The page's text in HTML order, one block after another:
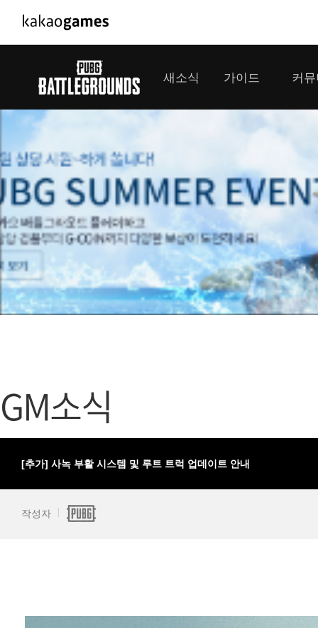
PC/모바일게임
도깨비의세계
아키에이지 워
아레스 : 라이즈 오브 가디언즈
배틀그라
패스 오브
모바일게임
우마무스메 프리티 더비
SMiniz
프렌즈팝콘
프렌즈타운
서비스
내정보
보안센터
새소식
이벤트
업데이트
가이드 커
클랜
모집
GM소식
[추가] 사녹 부활 시스템 및 루트 트럭 업데이트 안내
작성자